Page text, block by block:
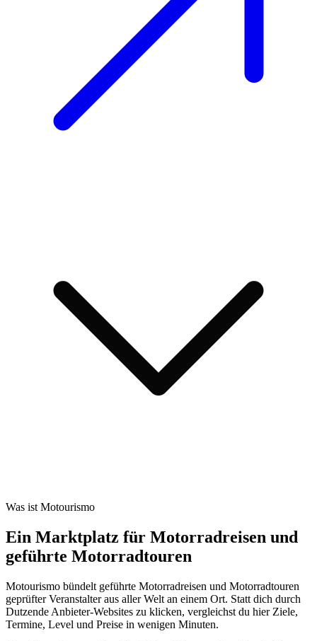
Was ist Motourismo
Ein Marktplatz für Motorradreisen und
geführte Motorradtouren
Motourismo bündelt geführte Motorradreisen und Motorradtouren
geprüfter Veranstalter aus aller Welt an einem Ort. Statt dich durch
Dutzende Anbieter-Websites zu klicken, vergleichst du hier Ziele,
Termine, Level und Preise in wenigen Minuten.